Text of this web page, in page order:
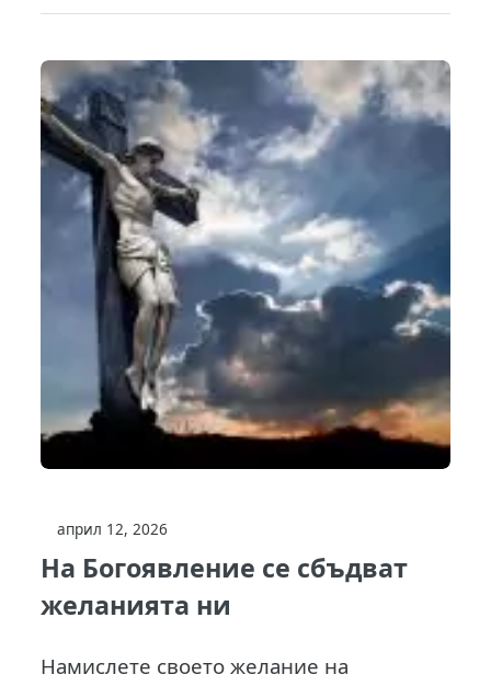
април 12, 2026
На Богоявление се сбъдват
желанията ни
Намислете своето желание на